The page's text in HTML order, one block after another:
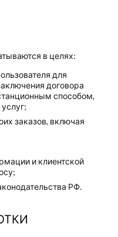
в целях:
для
договора
способом,
заказов, включая
и клиентской
РФ.